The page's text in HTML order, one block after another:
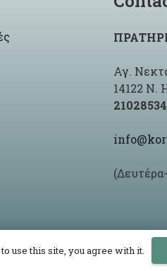
Αγ.
14122 Ν.
use this site, you agree with it.